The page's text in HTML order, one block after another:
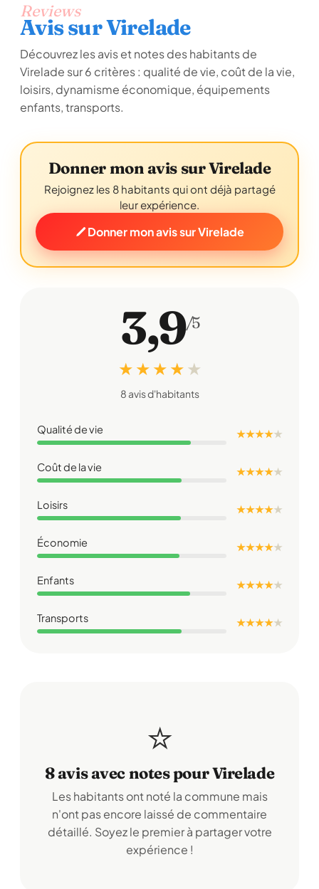
Reviews
Avis sur Virelade
Découvrez les avis et notes des habitants de
Virelade sur 6 critères : qualité de vie, coût de la vie,
loisirs, dynamisme économique, équipements
enfants, transports.
Donner mon avis sur Virelade
Rejoignez les 8 habitants qui ont déjà partagé
leur expérience.
Donner mon avis sur Virelade
3,9/5
★ ★ ★ ★ ★
8 avis d'habitants
Qualité de vie ★ ★ ★ ★★
Coût de la vie ★ ★ ★ ★★
Loisirs ★ ★ ★ ★★
Économie ★ ★ ★ ★★
Enfants ★ ★ ★ ★★
Transports ★ ★ ★ ★★
⭐
8 avis avec notes pour Virelade
Les habitants ont noté la commune mais
n'ont pas encore laissé de commentaire
détaillé. Soyez le premier à partager votre
expérience !